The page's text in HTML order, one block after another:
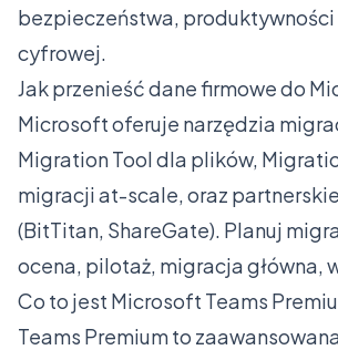
bezpieczeństwa,
cyfrowej.
Jak przenieść dane firmowe do
Microsoft oferuje narzędzia
Migration Tool dla plików,
migracji at-scale, oraz
(BitTitan, ShareGate). Planuj
ocena, pilotaż, migracja główna,
Co to jest Microsoft Teams
Teams Premium to